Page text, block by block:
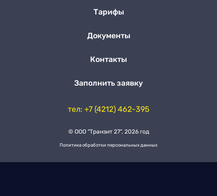
Тарифы
Документы
Контакты
Заполнить заявку
тел: +7 (4212) 462-395
© ООО "Транзит 27", 2026 год
Политика обработки персональных данных